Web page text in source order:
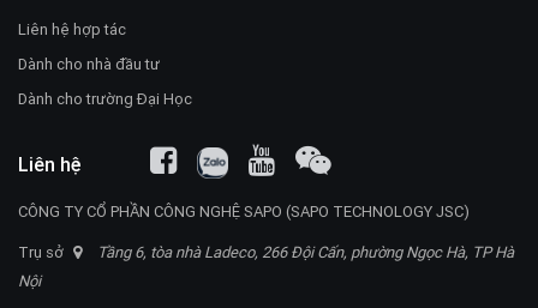
Liên hệ hợp tác
Dành cho nhà đầu tư
Dành cho trường Đại Học
Liên hệ
CÔNG TY CỔ PHẦN CÔNG NGHỆ SAPO (SAPO TECHNOLOGY JSC)
Trụ sở
Tầng 6, tòa nhà Ladeco, 266 Đội Cấn, phường Ngọc Hà, TP Hà
Nội